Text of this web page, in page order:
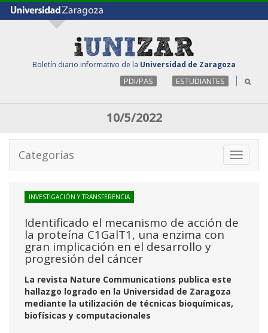
Boletín diario informativo de la Universidad de Zaragoza
PDI/PAS ESTUDIANTES
10/5/2022
Toggle
Categorías
INVESTIGACIÓN Y TRANSFERENCIA
Identificado el mecanismo de acción de
la proteína C1GalT1, una enzima con
gran implicación en el desarrollo y
progresión del cáncer
La revista Nature Communications publica este
hallazgo logrado en la Universidad de Zaragoza
mediante la utilización de técnicas bioquímicas,
biofísicas y computacionales